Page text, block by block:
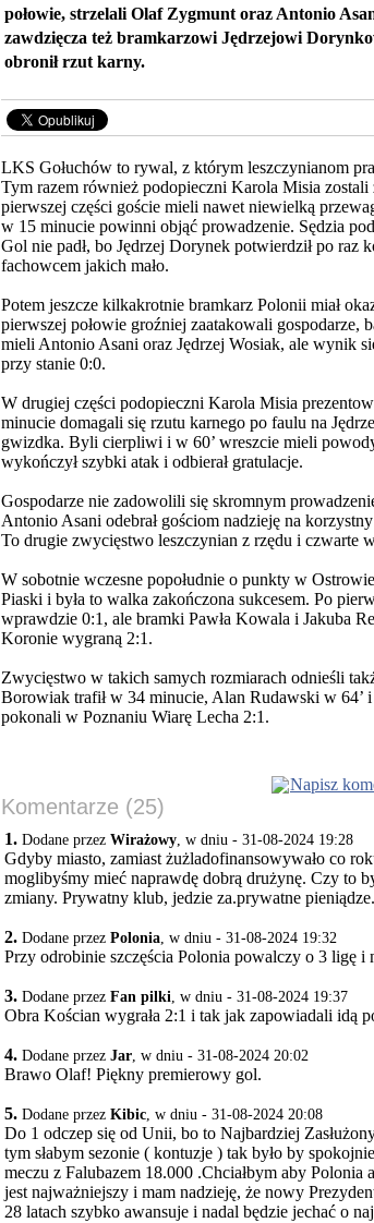
połowie, strzelali Olaf Zygmunt oraz Antonio
zawdzięcza też bramkarzowi Jędrzejowi
obronił rzut karny.
LKS Gołuchów to rywal, z którym leszczynianom
Tym razem również podopieczni Karola Misia zostali
pierwszej części goście mieli nawet niewielką
w 15 minucie powinni objąć prowadzenie. Sędzia
Gol nie padł, bo Jędrzej Dorynek potwierdził po raz
fachowcem jakich mało.
Potem jeszcze kilkakrotnie bramkarz Polonii miał
pierwszej połowie groźniej zaatakowali gospodarze,
mieli Antonio Asani oraz Jędrzej Wosiak, ale wynik
przy stanie 0:0.
W drugiej części podopieczni Karola Misia
minucie domagali się rzutu karnego po faulu na
gwizdka. Byli cierpliwi i w 60’ wreszcie mieli
wykończył szybki atak i odbierał gratulacje.
Gospodarze nie zadowolili się skromnym
Antonio Asani odebrał gościom nadzieję na
To drugie zwycięstwo leszczynian z rzędu i czwarte
W sobotnie wczesne popołudnie o punkty w
Piaski i była to walka zakończona sukcesem. Po
wprawdzie 0:1, ale bramki Pawła Kowala i Jakuba
Koronie wygraną 2:1.
Zwycięstwo w takich samych rozmiarach odnieśli
Borowiak trafił w 34 minucie, Alan Rudawski w 64’
pokonali w Poznaniu Wiarę Lecha 2:1.
Napisz
Komentarze (25)
1. Dodane przez Wirażowy, w dniu - 31-08-2024 19:28
Gdyby miasto, zamiast żużladofinansowywało co
moglibyśmy mieć naprawdę dobrą drużynę. Czy to
zmiany. Prywatny klub, jedzie za.prywatne pieniądze.
2. Dodane przez Polonia, w dniu - 31-08-2024 19:32
Przy odrobinie szczęścia Polonia powalczy o 3 ligę i
3. Dodane przez Fan pilki, w dniu - 31-08-2024 19:37
Obra Kościan wygrała 2:1 i tak jak zapowiadali idą
4. Dodane przez Jar, w dniu - 31-08-2024 20:02
Brawo Olaf! Piękny premierowy gol.
5. Dodane przez Kibic, w dniu - 31-08-2024 20:08
Do 1 odczep się od Unii, bo to Najbardziej
tym słabym sezonie ( kontuzje ) tak było by
meczu z Falubazem 18.000 .Chciałbym aby Polonia
jest najważniejszy i mam nadzieję, że nowy
28 latach szybko awansuje i nadal będzie jechać o